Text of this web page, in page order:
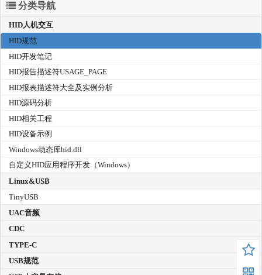
分类导航
HID人机交互
HID规范
HID开发笔记
HID报告描述符USAGE_PAGE
HID报表描述符大全及实例分析
HID源码分析
HID相关工程
HID设备示例
Windows动态库hid.dll
自定义HID应用程序开发（Windows）
Linux&USB
TinyUSB
UAC音频
CDC
TYPE-C
USB规范